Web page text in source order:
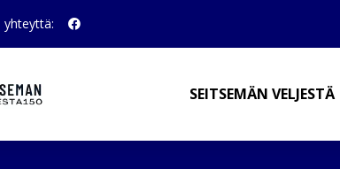
yhteyttä:
SEITSEMÄN VELJESTÄ